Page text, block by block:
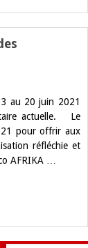
au 20 juin 2021
actuelle. Le
pour offrir aux
réfléchie et
AFRIKA …